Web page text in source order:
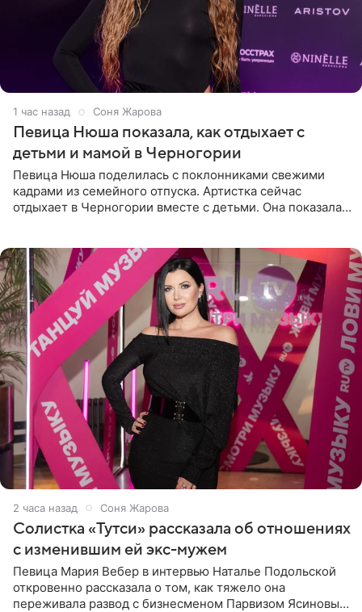
1 час назад Соня Жарова
Певица Нюша показала, как отдыхает с
детьми и мамой в Черногории
Певица Нюша поделилась с поклонниками свежими
кадрами из семейного отпуска. Артистка сейчас
отдыхает в Черногории вместе с детьми. Она показала,
2 часа назад Соня Жарова
Солистка «Тутси» рассказала об отношениях
с изменившим ей экс-мужем
Певица Мария Вебер в интервью Наталье Подольской
откровенно рассказала о том, как тяжело она
переживала развод с бизнесменом Парвизом Ясиновым.